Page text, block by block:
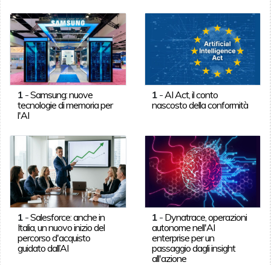
1-Samsung: nuove
tecnologie di memoria per
l'AI
1 - AI Act, il conto
nascosto della conformità
1-Salesforce: anche in
Italia, un nuovo inizio del
percorso d'acquisto
guidato dall’AI
1 - Dynatrace, operazioni
autonome nell'AI
enterprise per un
passaggio dagli insight
all'azione